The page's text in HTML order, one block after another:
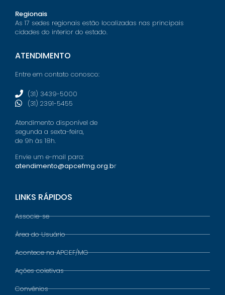
Regionais
As 17 sedes regionais estão localizadas nas principais
cidades do interior do estado.
ATENDIMENTO
Entre em contato conosco:
(31) 3439-5000
(31) 2391-5455
Atendimento disponível de
segunda a sexta-feira,
de 9h às 18h.
Envie um e-mail para:
atendimento@apcefmg.org.br
LINKS RÁPIDOS
Associe-se
Área do Usuário
Acontece na APCEF/MG
Ações coletivas
Convênios